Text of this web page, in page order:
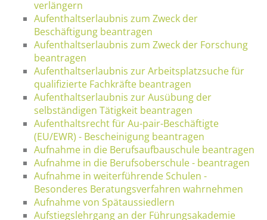
verlängern
Aufenthaltserlaubnis zum Zweck der
Beschäftigung beantragen
Aufenthaltserlaubnis zum Zweck der Forschung
beantragen
Aufenthaltserlaubnis zur Arbeitsplatzsuche für
qualifizierte Fachkräfte beantragen
Aufenthaltserlaubnis zur Ausübung der
selbständigen Tätigkeit beantragen
Aufenthaltsrecht für Au-pair-Beschäftigte
(EU/EWR) - Bescheinigung beantragen
Aufnahme in die Berufsaufbauschule beantragen
Aufnahme in die Berufsoberschule - beantragen
Aufnahme in weiterführende Schulen -
Besonderes Beratungsverfahren wahrnehmen
Aufnahme von Spätaussiedlern
Aufstiegslehrgang an der Führungsakademie